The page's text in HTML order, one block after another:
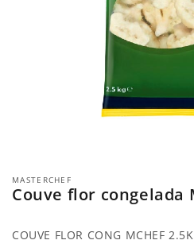
multimédia
1
MASTERCHEF
Couve flor congelada
COUVE FLOR CONG MCHEF